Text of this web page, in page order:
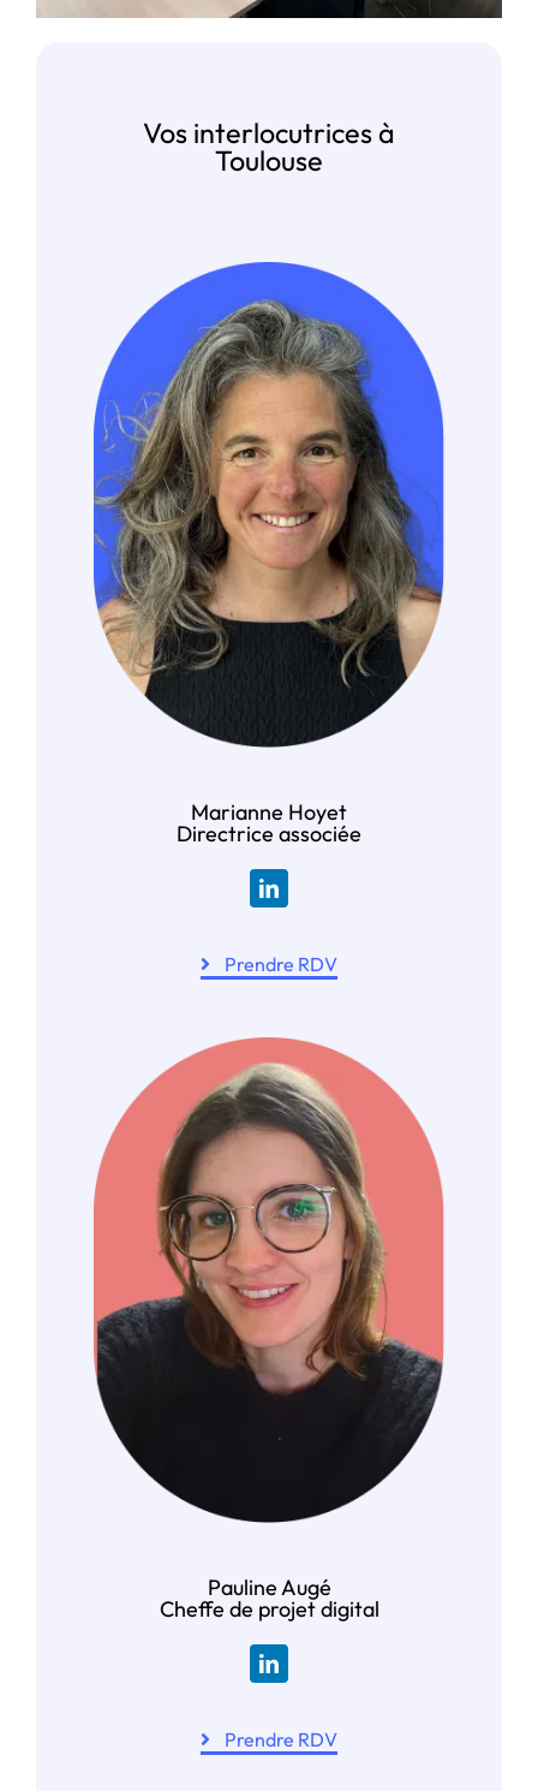
Vos interlocutrices à
Toulouse
Marianne Hoyet
Directrice associée
Prendre RDV
Pauline Augé
Cheffe de projet digital
Prendre RDV